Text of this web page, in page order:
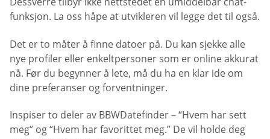
funksjon. La oss håpe at utvikleren vil legge det til også.
Det er to måter å finne datoer på. Du kan sjekke alle
nye profiler eller enkeltpersoner som er online akkurat
nå. Før du begynner å lete, må du ha en klar ide om
dine preferanser og forventninger.
Inspiser to deler av BBWDatefinder – “Hvem har sett
meg” og “Hvem har favorittet meg.” De vil holde deg